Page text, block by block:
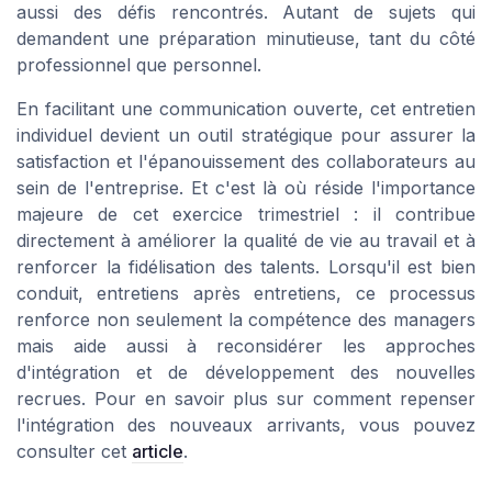
aussi des défis rencontrés. Autant de sujets qui
demandent une préparation minutieuse, tant du côté
professionnel que personnel.
En facilitant une communication ouverte, cet entretien
individuel devient un outil stratégique pour assurer la
satisfaction et l'épanouissement des collaborateurs au
sein de l'entreprise. Et c'est là où réside l'importance
majeure de cet exercice trimestriel : il contribue
directement à améliorer la qualité de vie au travail et à
renforcer la fidélisation des talents. Lorsqu'il est bien
conduit, entretiens après entretiens, ce processus
renforce non seulement la compétence des managers
mais aide aussi à reconsidérer les approches
d'intégration et de développement des nouvelles
recrues. Pour en savoir plus sur comment repenser
l'intégration des nouveaux arrivants, vous pouvez
consulter cet article.